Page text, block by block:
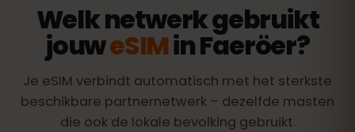
Welk netwerk gebruikt
jouweSIMin Faeröer?
Je eSIM verbindt automatisch met het sterkste
beschikbare partnernetwerk – dezelfde masten
die ook de lokale bevolking gebruikt.